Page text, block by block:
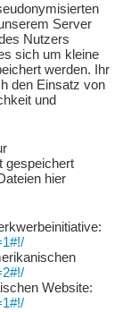
Server
Nutzers
sich um kleine
werden. Ihr
den Einsatz von
und
gespeichert
hier
Website: